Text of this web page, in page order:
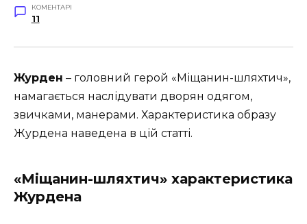
КОМЕНТАРІ
11
Журден – головний герой «Міщанин-шляхтич»,
намагається наслідувати дворян одягом,
звичками, манерами. Характеристика образу
Журдена наведена в цій статті.
«Міщанин-шляхтич» характеристика
Журдена